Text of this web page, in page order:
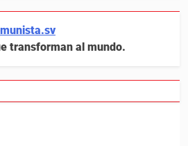
transforman al mundo.